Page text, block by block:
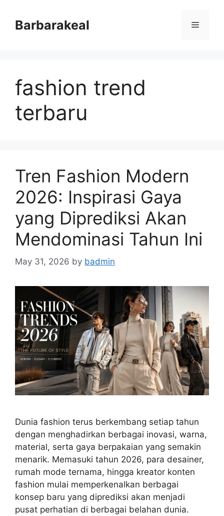
contentBarbarakeal Menu
fashion trend
terbaru
Tren Fashion Modern
2026: Inspirasi Gaya
yang Diprediksi Akan
Mendominasi Tahun Ini
May 31, 2026 by badmin
Dunia fashion terus berkembang setiap tahun
dengan menghadirkan berbagai inovasi, warna,
material, serta gaya berpakaian yang semakin
menarik. Memasuki tahun 2026, para desainer,
rumah mode ternama, hingga kreator konten
fashion mulai memperkenalkan berbagai
konsep baru yang diprediksi akan menjadi
pusat perhatian di berbagai belahan dunia.